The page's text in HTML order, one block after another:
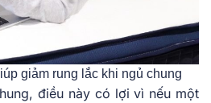
giảm rung lắc khi ngủ chung
điều này có lợi vì nếu một